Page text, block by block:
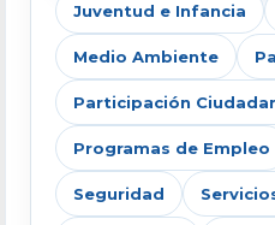
Juventud e Infancia
Medio Ambiente
Participación
Programas de Empleo
Seguridad